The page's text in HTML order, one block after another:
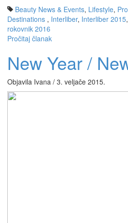
Beauty News & Events, Lifestyle,
Destinations , Interliber, Interliber 2015,
rokovnik 2016
Pročitaj članak
New Year /
Objavila Ivana / 3. veljače 2015.